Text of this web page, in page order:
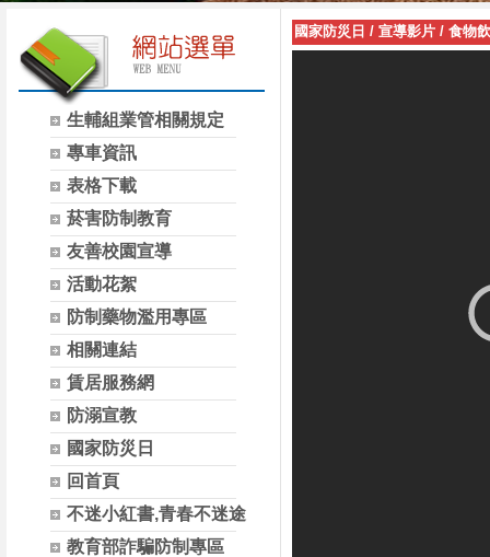
生輔組業管相關規定
專車資訊
表格下載
菸害防制教育
友善校園宣導
活動花絮
防制藥物濫用專區
相關連結
賃居服務網
防溺宣教
國家防災日
回首頁
不迷小紅書,青春不迷途
教育部詐騙防制專區
國家防災日 / 宣導影片 / 食物